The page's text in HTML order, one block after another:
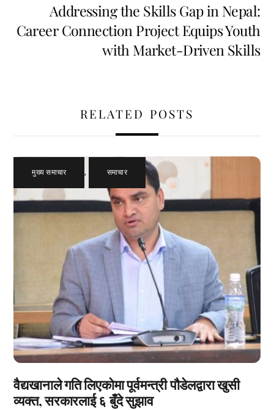
Addressing the Skills Gap in Nepal:
Career Connection Project Equips Youth
with Market-Driven Skills
RELATED POSTS
मुख्य समाचार , समाचार
वैद्यखानाले गति लिएकोमा पूर्वमन्त्री पौडेलद्वारा खुसी
व्यक्त, सरकारलाई ६ बुँदे सुझाव